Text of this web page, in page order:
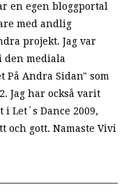
en egen bloggportal
med andlig
projekt. Jag var
den mediala
På Andra Sidan" som
Jag har också varit
Let´s Dance 2009,
och gott. Namaste Vivi